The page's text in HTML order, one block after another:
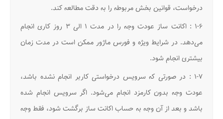
درخواست، قوانین بخش مربوطه را به دقت مطالعه کند.
۱-۶ : اکانت ساز عودت وجه را در مدت ۱ الی ۳ روز کاری انجام
می‌دهد. در شرایط ویژه و فورس ماژور ممکن است در مدت زمان
بیشتری انجام شود.
۱-۷ : در صورتی که سرویس درخواستی کاربر انجام نشده باشد،
عودت وجه بدون کارمزد انجام می‌شود. اگر سرویس انجام شده
باشد و بعد از آن وجه به حساب اکانت ساز برگشت شود، فقط وجه